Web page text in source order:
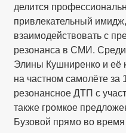
делится
привлекательный
взаимодействовать с
резонанса в СМИ.
Элины Кушниренко и её
на частном самолёте за
резонансное ДТП с
также громкое
Бузовой прямо во